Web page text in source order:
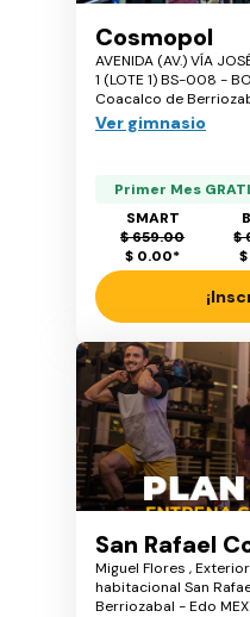
Cosmopol
AVENIDA (AV.) VÍA
1 (LOTE 1) BS-008 -
Coacalco de
Ver gimnasio
Primer Mes
SMART
$ 659.00
$ 0.00*
$
San Rafael
Miguel Flores ,
habitacional San
Berriozabal - Edo MEX